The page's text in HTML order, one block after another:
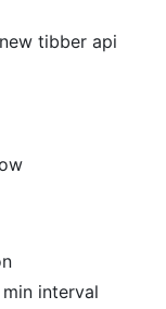
tibber api
interval